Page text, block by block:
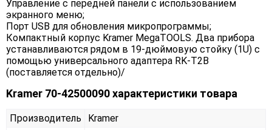
Управление с передней панели с использованием
экранного меню;
Порт USB для обновления микропрограммы;
Компактный корпус Kramer MegaTOOLS. Два прибора
устанавливаются рядом в 19-дюймовую стойку (1U) с
помощью универсального адаптера RK-T2B
(поставляется отдельно)/
Kramer 70-42500090 характеристики товара
Производитель
Kramer